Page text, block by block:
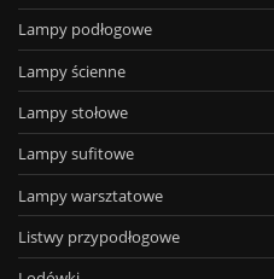
Lampy podłogowe
Lampy ścienne
Lampy stołowe
Lampy sufitowe
Lampy warsztatowe
Listwy przypodłogowe